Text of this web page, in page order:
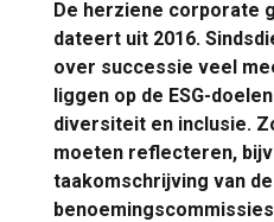
De herziene corporate
dateert uit 2016.
over successie veel
liggen op de ESG-
diversiteit en inclusie.
moeten reflecteren,
taakomschrijving van